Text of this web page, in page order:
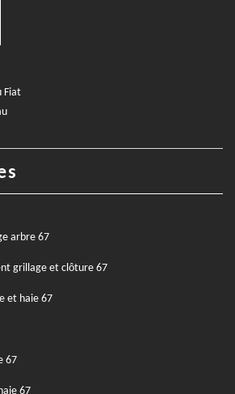
Fiat
arbre 67
grillage et clôture 67
et haie 67
67
67